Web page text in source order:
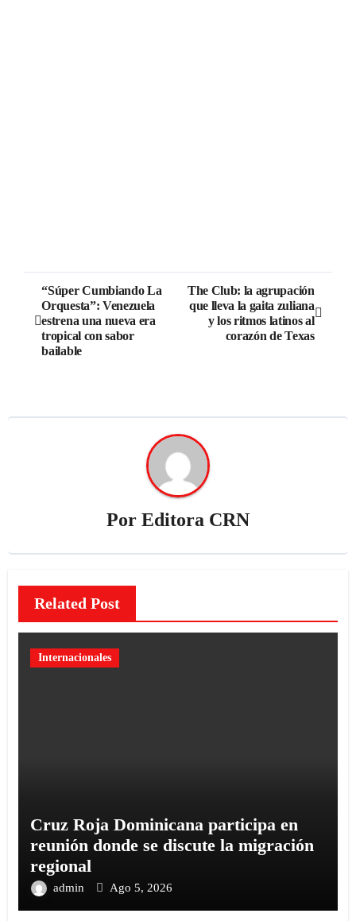
“Súper Cumbiando La
Orquesta”: Venezuela
estrena una nueva era
tropical con sabor
bailable
The Club: la agrupación
que lleva la gaita zuliana
y los ritmos latinos al
corazón de Texas
Por Editora CRN
Related Post
Internacionales
Cruz Roja Dominicana participa en
reunión donde se discute la migración
regional
admin Ago 5, 2026